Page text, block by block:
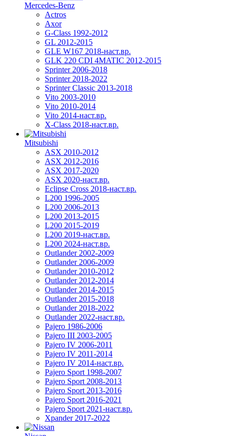
Mercedes-Benz
Actros
Axor
G-Class 1992-2012
GL 2012-2015
GLE W167 2018-наст.вр.
GLK 220 CDI 4MATIC 2012-2015
Sprinter 2006-2018
Sprinter 2018-2022
Sprinter Classic 2013-2018
Vito 2003-2010
Vito 2010-2014
Vito 2014-наст.вр.
X-Class 2018-наст.вр.
Mitsubishi
ASX 2010-2012
ASX 2012-2016
ASX 2017-2020
ASX 2020-наст.вр.
Eclipse Cross 2018-наст.вр.
L200 1996-2005
L200 2006-2013
L200 2013-2015
L200 2015-2019
L200 2019-наст.вр.
L200 2024-наст.вр.
Outlander 2002-2009
Outlander 2006-2009
Outlander 2010-2012
Outlander 2012-2014
Outlander 2014-2015
Outlander 2015-2018
Outlander 2018-2022
Outlander 2022-наст.вр.
Pajero 1986-2006
Pajero III 2003-2005
Pajero IV 2006-2011
Pajero IV 2011-2014
Pajero IV 2014-наст.вр.
Pajero Sport 1998-2007
Pajero Sport 2008-2013
Pajero Sport 2013-2016
Pajero Sport 2016-2021
Pajero Sport 2021-наст.вр.
Xpander 2017-2022